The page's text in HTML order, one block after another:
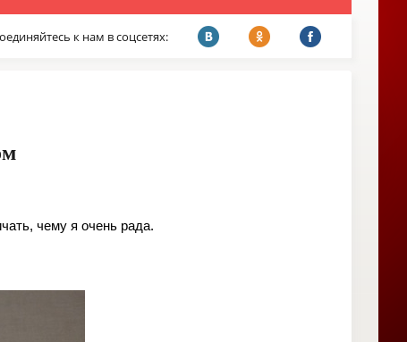
к нам в соцсетях:
чему я очень рада.